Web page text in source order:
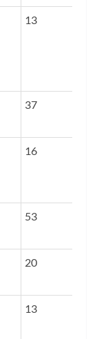
13
37
16
53
20
13